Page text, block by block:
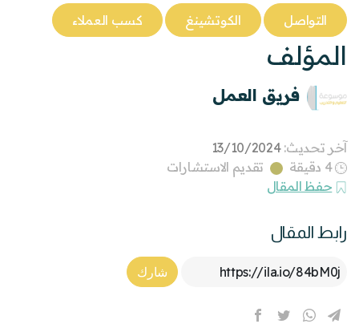
التواصل الكوتشينغ كسب العملاء
المؤلف
فريق العمل
آخر تحديث:13/10/2024
4 دقيقة
تقديم الاستشارات
حفظ المقال
رابط المقال
Article Link
شارك